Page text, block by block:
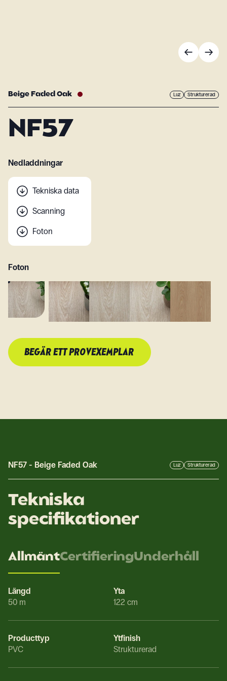
Beige Faded Oak Luz Strukturerad
NF57
Nedladdningar
Tekniska data
Scanning
Foton
Foton
BEGÄR ETT PROVEXEMPLAR
NF57 - Beige Faded Oak Luz Strukturerad
Tekniska
specifikationer
AllmäntCertifieringUnderhåll
Längd
50 m
Yta
122 cm
Producttyp
PVC
Ytfinish
Strukturerad